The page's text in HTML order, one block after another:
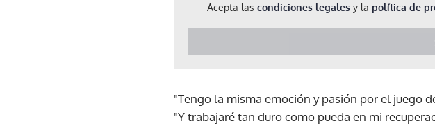
Acepta las condiciones legales y la política de
"Tengo la misma emoción y pasión por el juego
"Y trabajaré tan duro como pueda en mi